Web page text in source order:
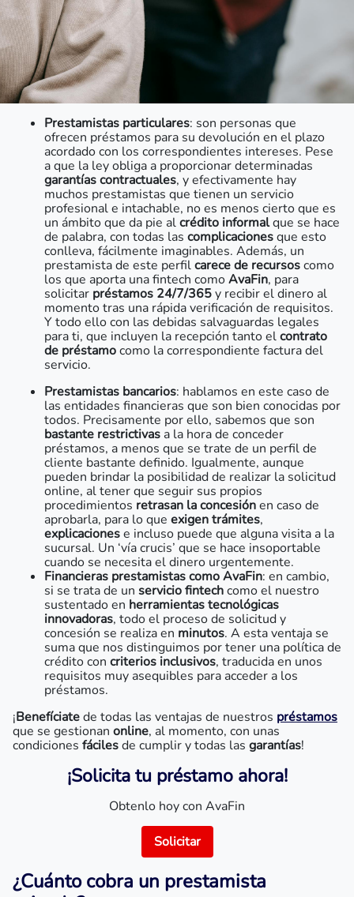
Prestamistas particulares: son personas que
ofrecen préstamos para su devolución en el plazo
acordado con los correspondientes intereses. Pese
a que la ley obliga a proporcionar determinadas
garantías contractuales, y efectivamente hay
muchos prestamistas que tienen un servicio
profesional e intachable, no es menos cierto que es
un ámbito que da pie alcrédito informalque se hace
de palabra, con todas las complicacionesque esto
conlleva, fácilmente imaginables. Además, un
prestamista de este perfilcarece de recursoscomo
los que aporta una fintech comoAvaFin, para
solicitar préstamos 24/7/365y recibir el dinero al
momento tras una rápida verificación de requisitos.
Y todo ello con las debidas salvaguardas legales
para ti, que incluyen la recepción tanto elcontrato
de préstamocomo la correspondiente factura del
servicio.
Prestamistas bancarios: hablamos en este caso de
las entidades financieras que son bien conocidas por
todos. Precisamente por ello, sabemos que son
bastante restrictivas a la hora de conceder
préstamos, a menos que se trate de un perfil de
cliente bastante definido. Igualmente, aunque
pueden brindar la posibilidad de realizar la solicitud
online, al tener que seguir sus propios
procedimientos retrasan la concesiónen caso de
aprobarla, para lo que exigen trámites,
explicacionese incluso puede que alguna visita a la
sucursal. Un ‘vía crucis’ que se hace insoportable
cuando se necesita el dinero urgentemente.
Financieras prestamistas como AvaFin: en cambio,
si se trata de un servicio fintechcomo el nuestro
sustentado en herramientas tecnológicas
innovadoras, todo el proceso de solicitud y
concesión se realiza en minutos. A esta ventaja se
suma que nos distinguimos por tener una política de
crédito con criterios inclusivos, traducida en unos
requisitos muy asequibles para acceder a los
préstamos.
¡Benefíciatede todas las ventajas de nuestros préstamos
que se gestionan online, al momento, con unas
condiciones fácilesde cumplir y todas las garantías!
¡Solicita tu préstamo ahora!
Obtenlo hoy con AvaFin
Solicitar
¿Cuánto cobra un prestamista